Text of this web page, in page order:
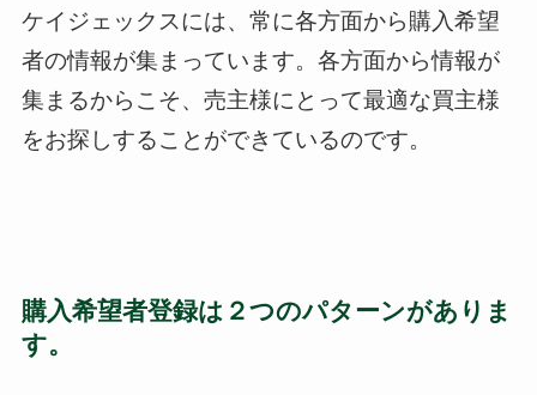
ケイジェックスには、常に各方面から購入希望
者の情報が集まっています。 各方面から情報が
集まるからこそ、売主様にとって最適な買主様
をお探しすることができているのです。
購入希望者登録は２つのパターンがありま
す。